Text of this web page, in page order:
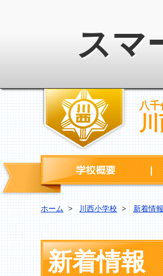
スマ
八千
ホーム > 川西小学校 > 新着情報
新着情報